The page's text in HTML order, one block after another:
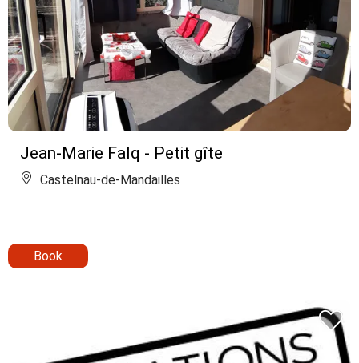
Jean-Marie Falq - Petit gîte
Castelnau-de-Mandailles
Book